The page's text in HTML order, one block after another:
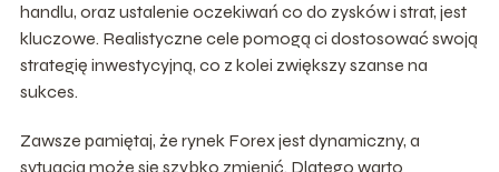
handlu, oraz ustalenie oczekiwań co do zysków i strat, jest
kluczowe. Realistyczne cele pomogą ci dostosować swoją
strategię inwestycyjną, co z kolei zwiększy szanse na
sukces.
Zawsze pamiętaj, że rynek Forex jest dynamiczny, a
sytuacja może się szybko zmienić. Dlatego warto